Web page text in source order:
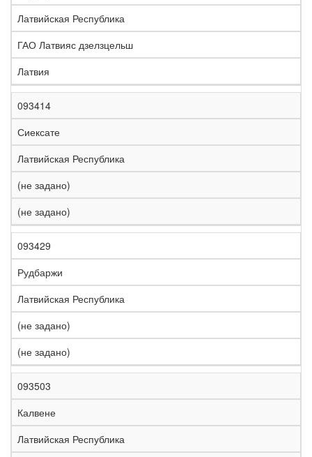
Латвийская Республика
ГАО Латвияс дзелзцельш
Латвия
093414
Сиексате
Латвийская Республика
(не задано)
(не задано)
093429
Рудбаржи
Латвийская Республика
(не задано)
(не задано)
093503
Калвене
Латвийская Республика